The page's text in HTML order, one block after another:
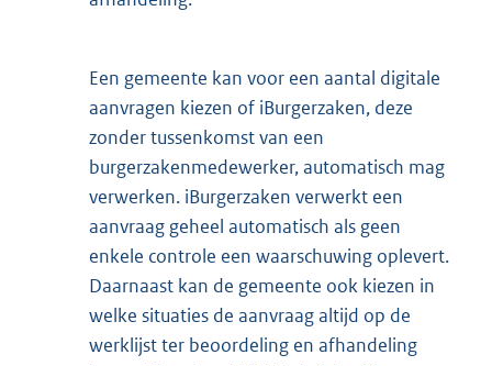
Een gemeente kan voor een aantal digitale
aanvragen kiezen of iBurgerzaken, deze
zonder tussenkomst van een
burgerzakenmedewerker, automatisch mag
verwerken. iBurgerzaken verwerkt een
aanvraag geheel automatisch als geen
enkele controle een waarschuwing oplevert.
Daarnaast kan de gemeente ook kiezen in
welke situaties de aanvraag altijd op de
werklijst ter beoordeling en afhandeling